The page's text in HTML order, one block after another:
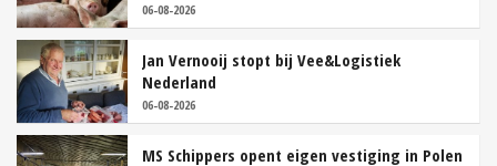
06-08-2026
Jan Vernooij stopt bij Vee&Logistiek
Nederland
06-08-2026
MS Schippers opent eigen vestiging in Polen